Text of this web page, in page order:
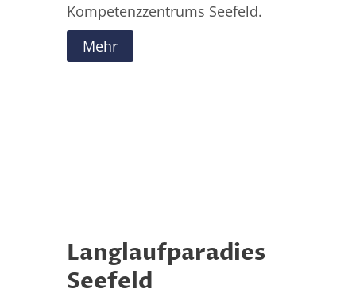
Kompetenzzentrums Seefeld.
Mehr
Langlaufparadies
Seefeld